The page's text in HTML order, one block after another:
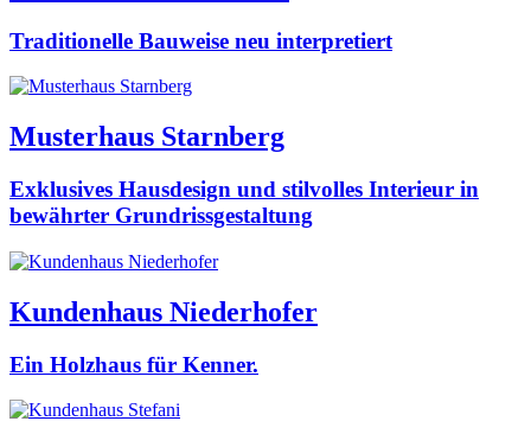
Traditionelle Bauweise neu interpretiert
Musterhaus Starnberg
Exklusives Hausdesign und stilvolles Interieur in
bewährter Grundrissgestaltung
Kundenhaus Niederhofer
Ein Holzhaus für Kenner.